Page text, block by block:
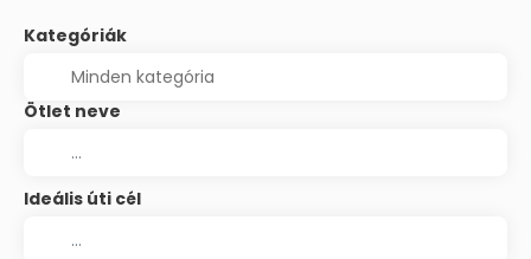
Kategóriák
Ötlet neve
Ideális úti cél